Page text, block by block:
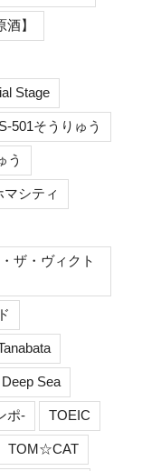
】
Stage
501そうりゅう
う
シティ
ザ・ヴィクト
Sea
ポ- TOEIC
TOM☆CAT